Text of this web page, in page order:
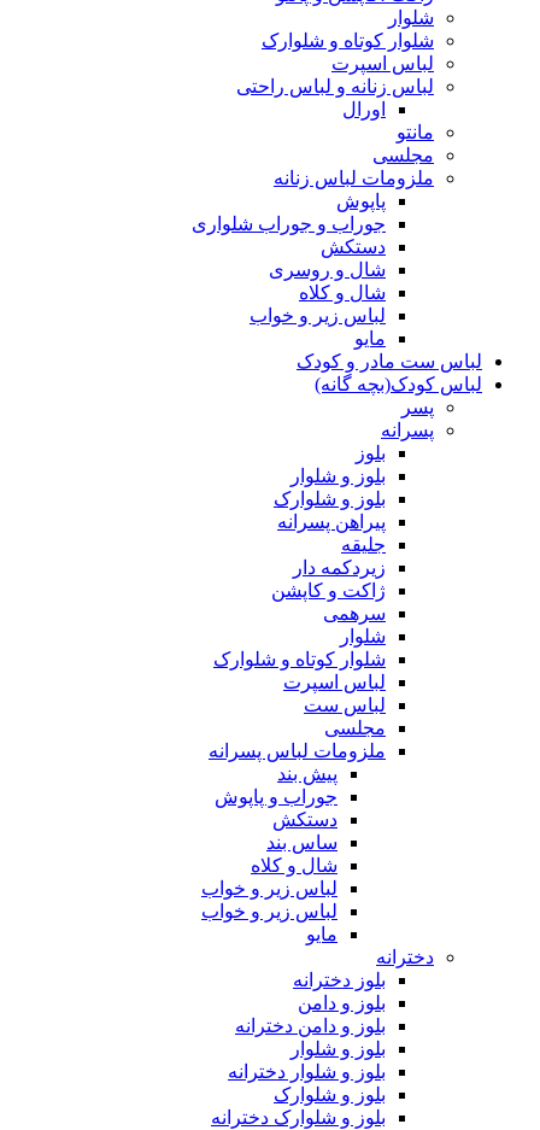
شلوار
شلوار کوتاه و شلوارک
لباس اسپرت
لباس زنانه و لباس راحتی
اورال
مانتو
مجلسی
ملزومات لباس زنانه
پاپوش
جوراب و جوراب شلواری
دستکش
شال و روسری
شال و کلاه
لباس زیر و خواب
مایو
لباس ست مادر و کودک
لباس کودک(بچه گانه)
پسر
پسرانه
بلوز
بلوز و شلوار
بلوز و شلوارک
پیراهن پسرانه
جلیقه
زیردکمه دار
ژاکت و کاپشن
سرهمی
شلوار
شلوار کوتاه و شلوارک
لباس اسپرت
لباس ست
مجلسی
ملزومات لباس پسرانه
پیش بند
جوراب و پاپوش
دستکش
ساس بند
شال و کلاه
لباس زیر و خواب
لباس زیر و خواب
مایو
دخترانه
بلوز دخترانه
بلوز و دامن
بلوز و دامن دخترانه
بلوز و شلوار
بلوز و شلوار دخترانه
بلوز و شلوارک
بلوز و شلوارک دخترانه